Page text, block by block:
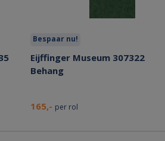
Bespaar nu!
Eijffinger Museum 307322
Behang
165,- per rol